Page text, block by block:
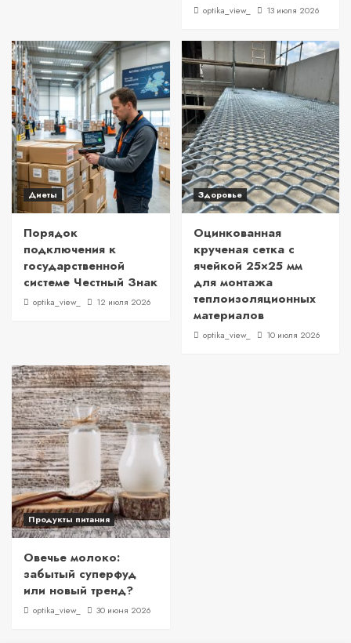
optika_view_ 13 июля 2026
Диеты
Порядок
подключения к
государственной
системе Честный Знак
optika_view_ 12 июля 2026
Здоровье
Оцинкованная
крученая сетка с
ячейкой 25×25 мм
для монтажа
теплоизоляционных
материалов
optika_view_ 10 июля 2026
Продукты питания
Овечье молоко:
забытый суперфуд
или новый тренд?
optika_view_ 30 июня 2026